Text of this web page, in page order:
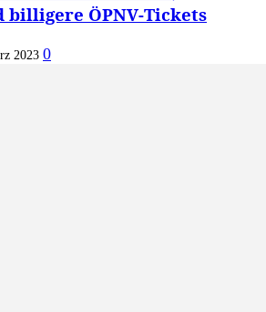
billigere ÖPNV-Tickets
2023 0